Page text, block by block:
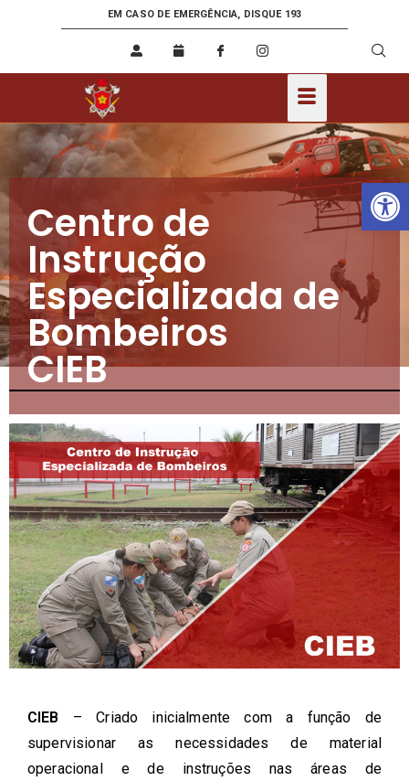
EM CASO DE EMERGÊNCIA, DISQUE 193
Centro de
Instrução
Especializada de
Bombeiros
CIEB
CIEB – Criado inicialmente com a função de
supervisionar as necessidades de material
operacional e de instruções nas áreas de